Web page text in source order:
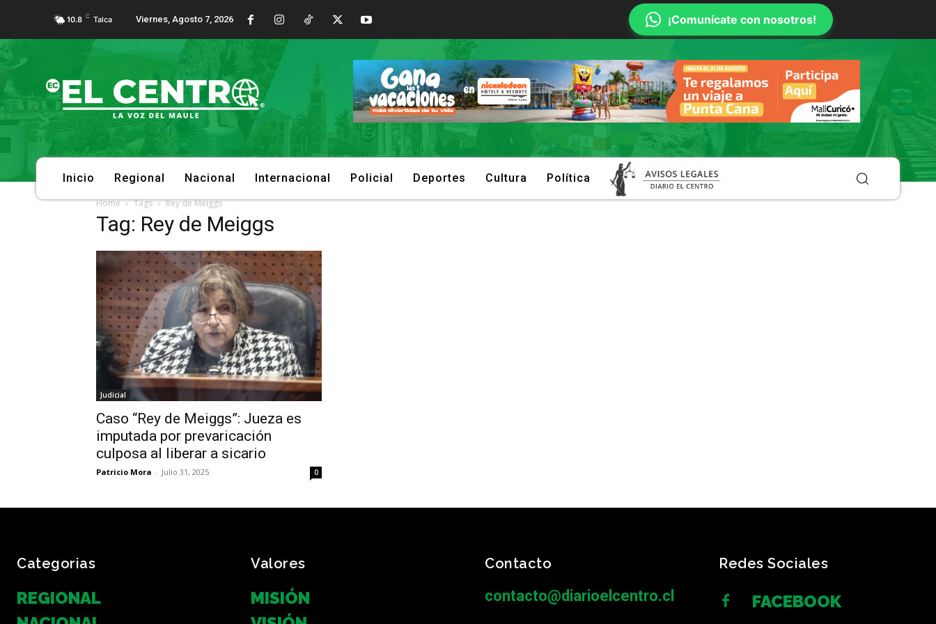
10.8 C Talca Viernes, Agosto 7, 2026 ¡Comunícate con nosotros!
Inicio Regional Nacional Internacional Policial Deportes Cultura Política
Home Tags Rey de Meiggs
Tag: Rey de Meiggs
Judicial
Caso “Rey de Meiggs”: Jueza es
imputada por prevaricación
culposa al liberar a sicario
Patricio Mora - Julio 31, 2025 0
Categorias
REGIONAL
Valores
MISIÓN
Contacto
contacto@diarioelcentro.cl
Redes Sociales
FACEBOOK